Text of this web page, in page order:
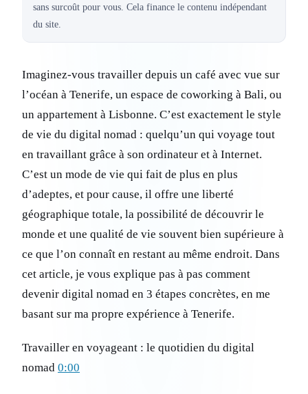
sans surcoût pour vous. Cela finance le contenu indépendant
du site.
Imaginez-vous travailler depuis un café avec vue sur
l’océan à Tenerife, un espace de coworking à Bali, ou
un appartement à Lisbonne. C’est exactement le style
de vie du digital nomad : quelqu’un qui voyage tout
en travaillant grâce à son ordinateur et à Internet.
C’est un mode de vie qui fait de plus en plus
d’adeptes, et pour cause, il offre une liberté
géographique totale, la possibilité de découvrir le
monde et une qualité de vie souvent bien supérieure à
ce que l’on connaît en restant au même endroit. Dans
cet article, je vous explique pas à pas comment
devenir digital nomad en 3 étapes concrètes, en me
basant sur ma propre expérience à Tenerife.
Travailler en voyageant : le quotidien du digital
nomad 0:00